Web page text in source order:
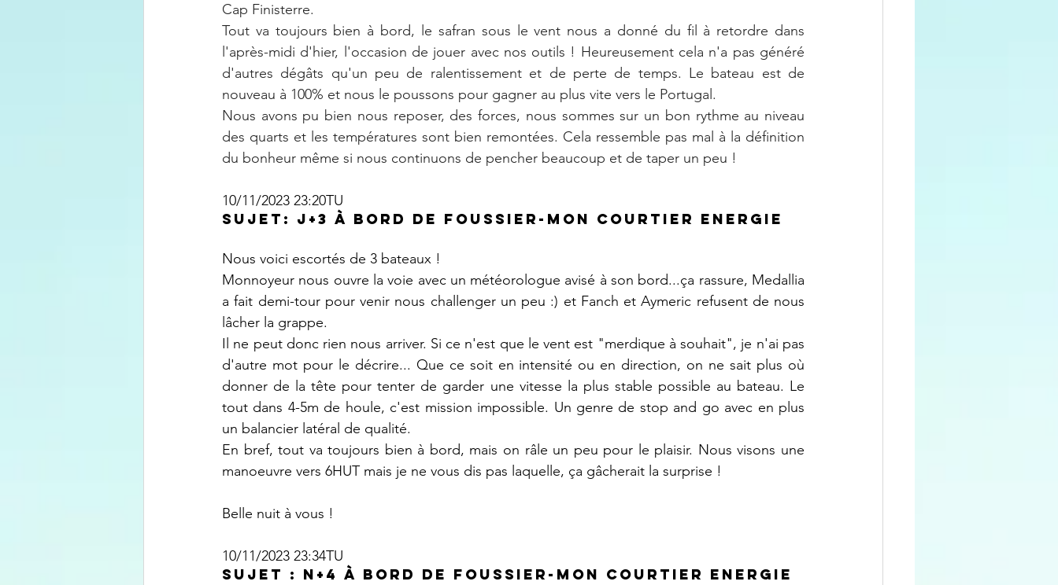
Cap Finisterre.
Tout va toujours bien à bord, le safran sous le vent nous a donné du fil à retordre dans
l'après-midi d'hier, l'occasion de jouer avec nos outils ! Heureusement cela n'a pas généré
d'autres dégâts qu'un peu de ralentissement et de perte de temps. Le bateau est de
nouveau à 100% et nous le poussons pour gagner au plus vite vers le Portugal.
Nous avons pu bien nous reposer, des forces, nous sommes sur un bon rythme au niveau
des quarts et les températures sont bien remontées. Cela ressemble pas mal à la définition
du bonheur même si nous continuons de pencher beaucoup et de taper un peu !
10/11/2023 23:20TU
Sujet: J+3 à bord de FOUSSIER-Mon Courtier Energie
Nous voici escortés de 3 bateaux !
Monnoyeur nous ouvre la voie avec un météorologue avisé à son bord...ça rassure, Medallia
a fait demi-tour pour venir nous challenger un peu :) et Fanch et Aymeric refusent de nous
lâcher la grappe.
Il ne peut donc rien nous arriver. Si ce n'est que le vent est "merdique à souhait", je n'ai pas
d'autre mot pour le décrire... Que ce soit en intensité ou en direction, on ne sait plus où
donner de la tête pour tenter de garder une vitesse la plus stable possible au bateau. Le
tout dans 4-5m de houle, c'est mission impossible. Un genre de stop and go avec en plus
un balancier latéral de qualité.
En bref, tout va toujours bien à bord, mais on râle un peu pour le plaisir. Nous visons une
manoeuvre vers 6HUT mais je ne vous dis pas laquelle, ça gâcherait la surprise !
Belle nuit à vous !
10/11/2023 23:34TU
Sujet : N+4 à bord de FOUSSIER-Mon Courtier Energie